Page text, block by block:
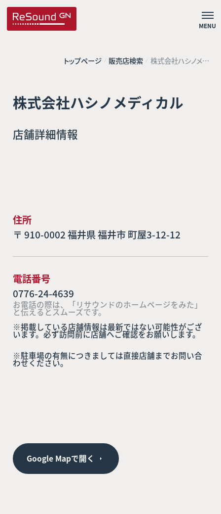
MENU
トップページ 販売店検索 株式会社ハシノメデ
ィカル
株式会社ハシノメディカル
店舗詳細情報
住所
〒 910-0002 福井県 福井市 町屋3-12-12
電話番号
0776-24-4639
お電話の際は、「リサウンドのホームページをみた」
と伝えるとスムーズです。
※掲載している店舗情報は最新ではない可能性がござ
います。必ず訪問前に店舗へご確認をお願いします。
※駐車場の有無につきましては直接店舗までお問い合
わせください。
Google Mapで開く